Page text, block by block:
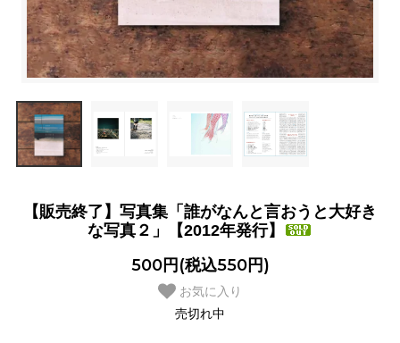
【販売終了】写真集「誰がなんと言おうと大好き
な写真２」【2012年発行】
500円(税込550円)
お気に入り
売切れ中